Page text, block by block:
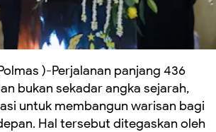
)-Perjalanan panjang 436
bukan sekadar angka sejarah,
untuk membangun warisan bagi
Hal tersebut ditegaskan oleh